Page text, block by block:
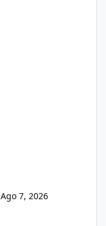
Ago 7, 2026